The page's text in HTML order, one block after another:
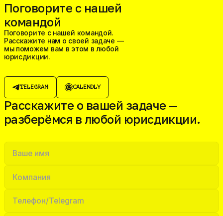
Поговорите с нашей
командой
Поговорите с нашей командой.
Расскажите нам о своей задаче —
мы поможем вам в этом в любой
юрисдикции.
TELEGRAM CALENDLY
Расскажите о вашей задаче —
разберёмся в любой юрисдикции.